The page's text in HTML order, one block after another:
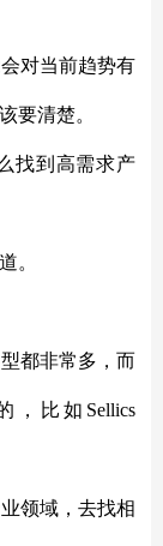
对当前趋势有
要清楚。
找到高需求产
。
都非常多，而
，比如 Sellics
领域，去找相